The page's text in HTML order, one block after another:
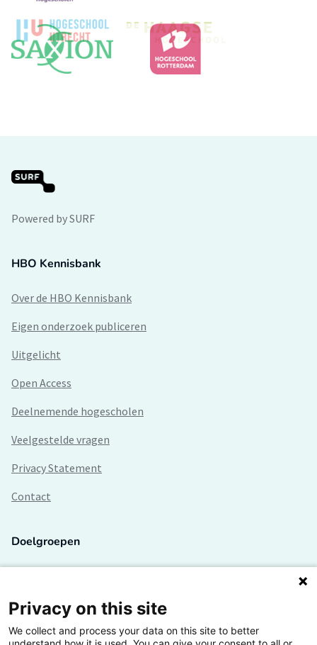
Powered by SURF
HBO Kennisbank
Over de HBO Kennisbank
Eigen onderzoek publiceren
Uitgelicht
Open Access
Deelnemende hogescholen
Veelgestelde vragen
Privacy Statement
Contact
Doelgroepen
Lectoren en onderzoekers
Bedrijven
Privacy on this site
We collect and process your data on this site to better